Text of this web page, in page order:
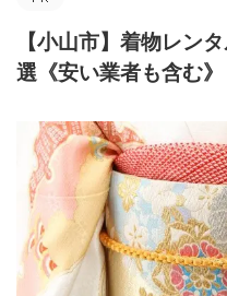
【小山市】着物レン
選《安い業者も含む》